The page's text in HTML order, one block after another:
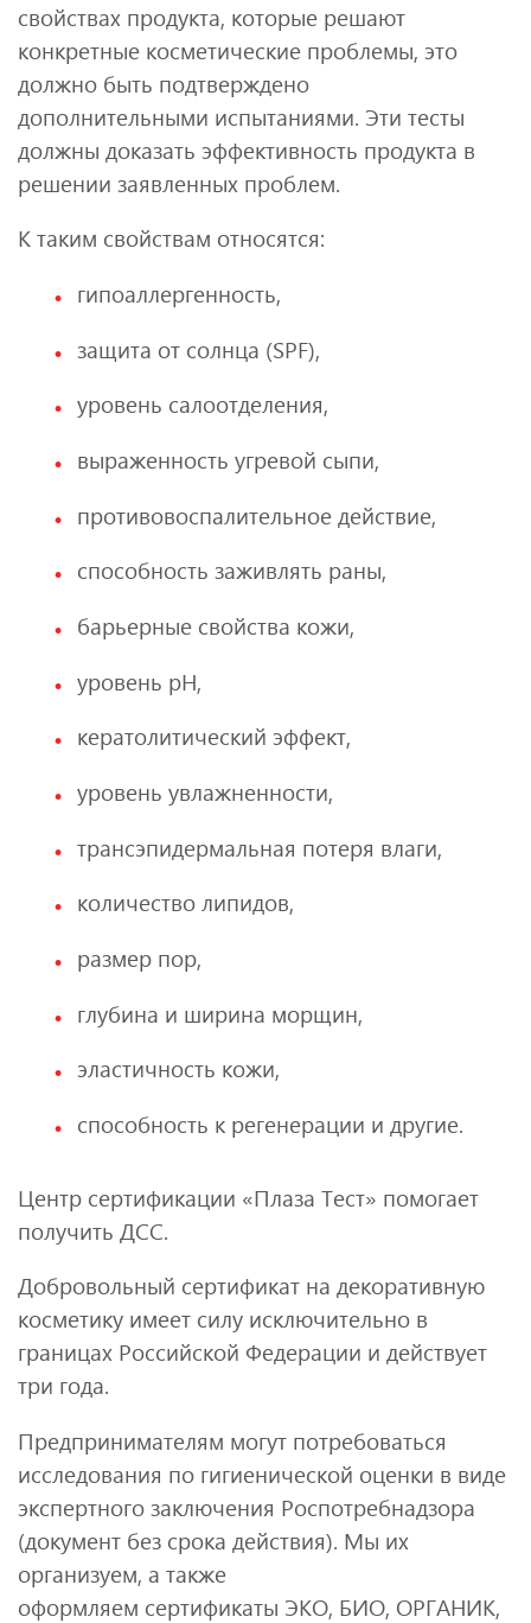
свойствах продукта, которые решают
конкретные косметические проблемы, это
должно быть подтверждено
дополнительными испытаниями. Эти тесты
должны доказать эффективность продукта в
решении заявленных проблем.
К таким свойствам относятся:
гипоаллергенность,
защита от солнца (SPF),
уровень салоотделения,
выраженность угревой сыпи,
противовоспалительное действие,
способность заживлять раны,
барьерные свойства кожи,
уровень pH,
кератолитический эффект,
уровень увлажненности,
трансэпидермальная потеря влаги,
количество липидов,
размер пор,
глубина и ширина морщин,
эластичность кожи,
способность к регенерации и другие.
Центр сертификации «Плаза Тест» помогает
получить ДСС.
Добровольный сертификат на декоративную
косметику имеет силу исключительно в
границах Российской Федерации и действует
три года.
Предпринимателям могут потребоваться
исследования по гигиенической оценки в виде
экспертного заключения Роспотребнадзора
(документ без срока действия). Мы их
организуем, а также
оформляем сертификаты ЭКО, БИО, ОРГАНИК,